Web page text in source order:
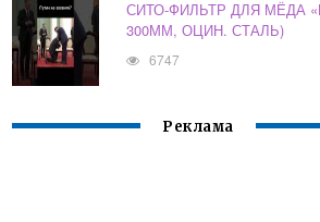
СИТО-ФИЛЬТР ДЛЯ МЁДА
300ММ, ОЦИН. СТАЛЬ)
6747
Реклама